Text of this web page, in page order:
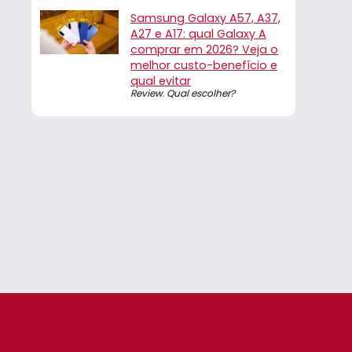
Samsung Galaxy A57, A37,
A27 e A17: qual Galaxy A
comprar em 2026? Veja o
melhor custo-benefício e
qual evitar
Review, Qual escolher?